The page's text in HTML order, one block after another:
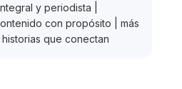
y periodista |
con propósito | más
que conectan